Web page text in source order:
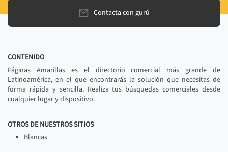
Contacta con gurú
CONTENIDO
Páginas Amarillas es el directorio comercial más grande de
Latinoamérica, en el que encontrarás la solución que necesitas de
forma rápida y sencilla. Realiza tus búsquedas comerciales desde
cualquier lugar y dispositivo.
OTROS DE NUESTROS SITIOS
Blancas